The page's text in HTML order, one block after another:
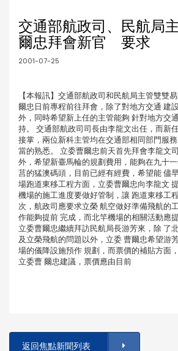
交通部航政司、民航局
爾忠拜會新官 要求
2001-07-25
【本報訊】交通部航政司和民航局主管雙雙
爾忠日前專程前往拜會，除了對地方交通 建
外，同時希望新上任的主管能夠 針對地方交
持。 交通部航政司司長由李龍文出任，而新
接掌，兩位新科主管均在交通部相同部門服
當的熟悉。 立委曹爾忠前天首先拜會李龍文
外，希望新臺馬輪的規劃費用，能夠在九十
莒的猛澳碼頭，目前已經有經費，希望能 儘
場跑道東移工程方面，立委曹爾忠向李龍文
機場的施工進度要做好管制，讓 跑道東移工
次，航政司應要求立榮 航空做好準備飛航的
作能夠提前 完成，而北竿機場的相關活動應
立委曹爾忠繼續拜訪民航局長游芳來，除 了
及立榮飛航的問題以外，立委 曹爾忠希望游
場的儀降設施預作 規劃，而票價的補貼方面
立委曹 爾忠建議，票價應由目前
返回焦點新聞列表